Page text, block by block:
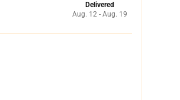
Delivered
Aug. 12 - Aug. 19